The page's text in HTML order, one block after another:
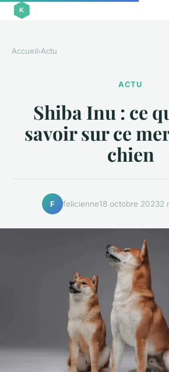
Accueil›Actu
ACTU
Shiba Inu : ce
savoir sur ce
chien
F felicienne18 octobre 20232